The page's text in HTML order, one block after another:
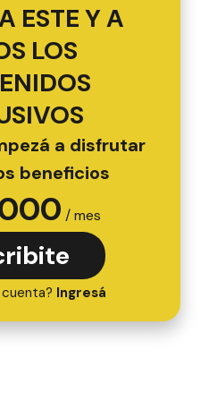
ESTE Y A
LOS
a disfrutar
beneficios
/ mes
Ingresá